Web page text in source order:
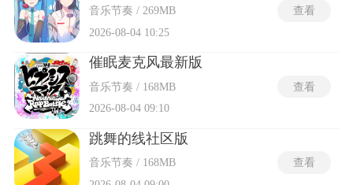
音乐节奏 / 269MB
2026-08-04 10:25
查看
催眠麦克风最新版
音乐节奏 / 168MB
2026-08-04 09:10
查看
跳舞的线社区版
音乐节奏 / 168MB
查看